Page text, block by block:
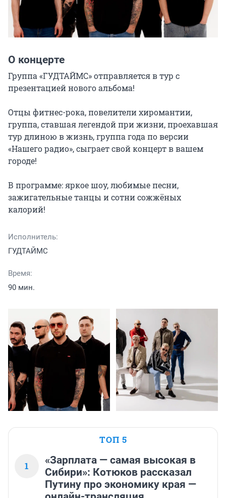
О концерте
Группа «ГУДТАЙМС» отправляется в тур с
презентацией нового альбома!
Отцы фитнес-рока, повелители хиромантии,
группа, ставшая легендой при жизни, проехавшая
тур длиною в жизнь, группа года по версии
«Нашего радио», сыграет свой концерт в вашем
городе!
В программе: яркое шоу, любимые песни,
зажигательные танцы и сотни сожжёных
калорий!
Исполнитель:
ГУДТАЙМС
Время:
90 мин.
ТОП 5
1
«Зарплата — самая высокая в
Сибири»: Котюков рассказал
Путину про экономику края —